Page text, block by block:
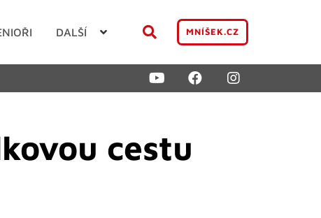
DALŠÍ MNÍŠEK.CZ
cestu